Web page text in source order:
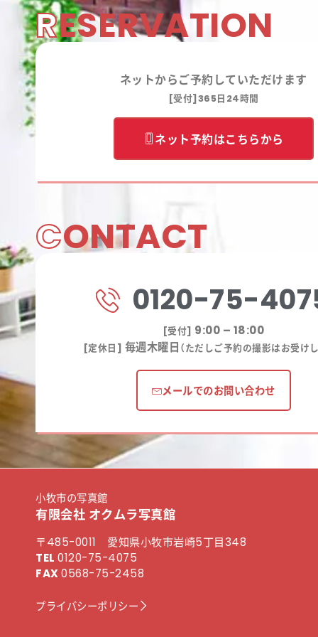
RESERVATION
ネットからご予約していただけます
[受付]365日24時間
ネット予約はこちらから
CONTACT
0120-75-
[受付] 9:00 – 18:00
[定休日] 毎週木曜日 （ただしご予約の撮影はお受け
メールでのお問い合わせ
小牧市の写真館
有限会社 オクムラ写真館
〒485-0011 愛知県小牧市岩崎5丁目348
TEL 0120-75-4075
FAX0568-75-2458
プライバシーポリシー